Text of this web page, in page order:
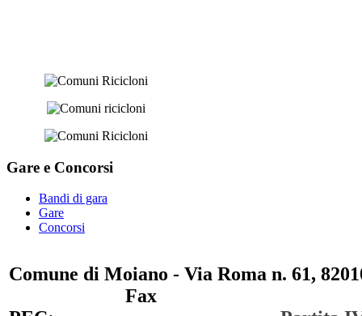
Gare e Concorsi
Bandi di gara
Gare
Concorsi
Comune di Moiano - Via Roma n. 61,
Fax